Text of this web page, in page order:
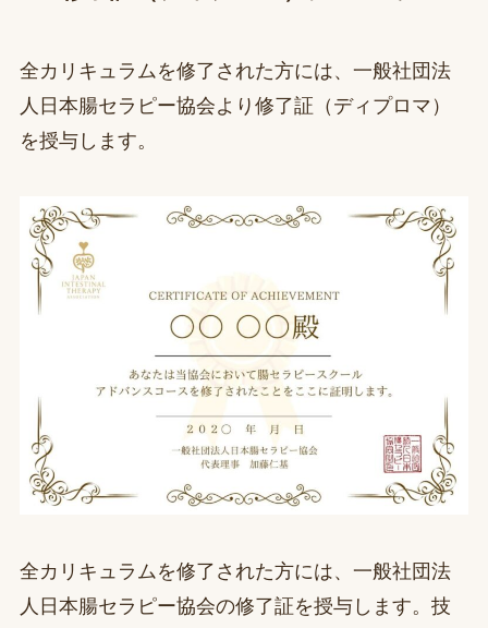
全カリキュラムを修了された方には、一般社団法
人日本腸セラピー協会より修了証（ディプロマ）
を授与します。
全カリキュラムを修了された方には、一般社団法
人日本腸セラピー協会の修了証を授与します。技